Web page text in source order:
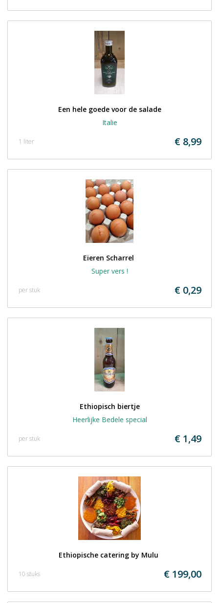
Een hele goede voor de salade
Italie
€ 8,99
1 liter
Eieren Scharrel
Super vers !
€ 0,29
per stuk
Ethiopisch biertje
Heerlijke Bedele special
€ 1,49
per stuk
Ethiopische catering by Mulu
€ 199,00
10 stuks